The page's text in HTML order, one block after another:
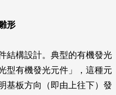
形
結構設計。典型的有機發光
型有機發光元件」，這種元
基板方向（即由上往下）發